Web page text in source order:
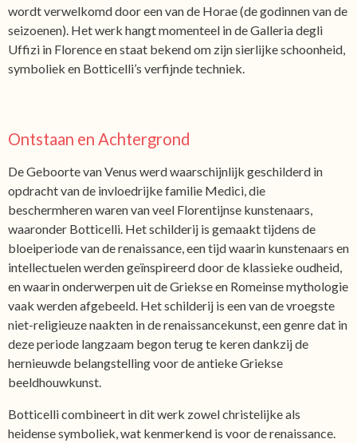
wordt verwelkomd door een van de Horae (de godinnen van de
seizoenen). Het werk hangt momenteel in de Galleria degli
Uffizi in Florence en staat bekend om zijn sierlijke schoonheid,
symboliek en Botticelli’s verfijnde techniek.
Ontstaan en Achtergrond
De Geboorte van Venus werd waarschijnlijk geschilderd in
opdracht van de invloedrijke familie Medici, die
beschermheren waren van veel Florentijnse kunstenaars,
waaronder Botticelli. Het schilderij is gemaakt tijdens de
bloeiperiode van de renaissance, een tijd waarin kunstenaars en
intellectuelen werden geïnspireerd door de klassieke oudheid,
en waarin onderwerpen uit de Griekse en Romeinse mythologie
vaak werden afgebeeld. Het schilderij is een van de vroegste
niet-religieuze naakten in de renaissancekunst, een genre dat in
deze periode langzaam begon terug te keren dankzij de
hernieuwde belangstelling voor de antieke Griekse
beeldhouwkunst.
Botticelli combineert in dit werk zowel christelijke als
heidense symboliek, wat kenmerkend is voor de renaissance.